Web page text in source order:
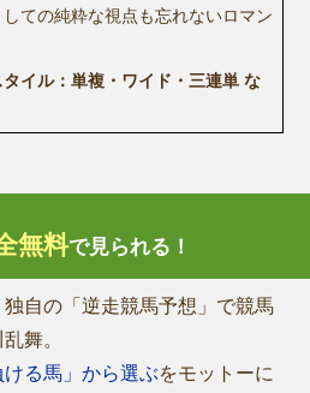
ての純粋な視点も忘れないロマン
イル：単複・ワイド・三連単 な
無料で見られる！
自の「逆走競馬予想」で競馬
舞。
ける馬」から選ぶをモットーに